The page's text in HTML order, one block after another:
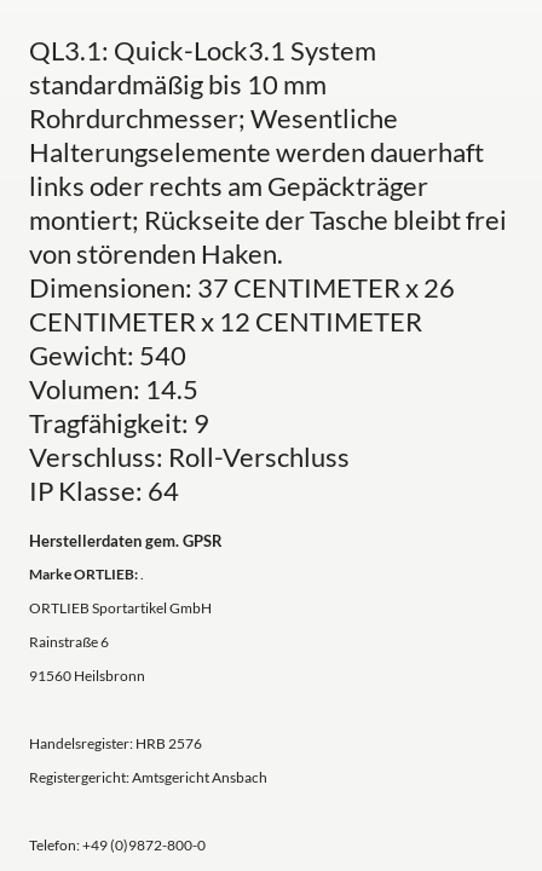
QL3.1: Quick-Lock3.1 System
standardmäßig bis 10 mm
Rohrdurchmesser; Wesentliche
Halterungselemente werden dauerhaft
links oder rechts am Gepäckträger
montiert; Rückseite der Tasche bleibt frei
von störenden Haken.
Dimensionen: 37 CENTIMETER x 26
CENTIMETER x 12 CENTIMETER
Gewicht: 540
Volumen: 14.5
Tragfähigkeit: 9
Verschluss: Roll-Verschluss
IP Klasse: 64
Herstellerdaten gem. GPSR
Marke ORTLIEB:.
ORTLIEB Sportartikel GmbH
Rainstraße 6
91560 Heilsbronn
Handelsregister: HRB 2576
Registergericht: Amtsgericht Ansbach
Telefon: +49 (0)9872-800-0